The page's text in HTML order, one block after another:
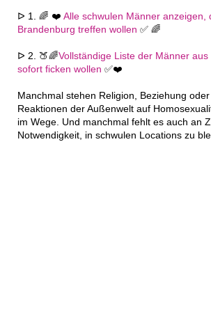
ᐅ 1. 🌈 ❤️ Alle schwulen Männer anzeigen,
Brandenburg treffen wollen ✅ 🌈
ᐅ 2. 🍑🌈Vollständige Liste der Männer
sofort ficken wollen ✅❤️
Manchmal stehen Religion, Beziehung
Reaktionen der Außenwelt auf
im Wege. Und manchmal fehlt es auch an
Notwendigkeit, in schwulen Locations zu